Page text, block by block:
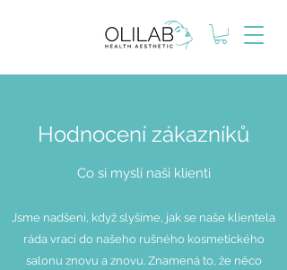
Hodnocení zákazníků
Co si myslí naši klienti
Jsme nadšeni, když slyšíme, jak se naše klientela
ráda vrací do našeho rušného kosmetického
salonu znovu a znovu. Znamená to, že něco